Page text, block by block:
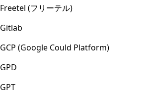
Freetel (フリーテル)
Gitlab
GCP (Google Could Platform)
GPD
GPT